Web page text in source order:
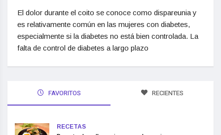
El dolor durante el coito se conoce como dispareunia y
es relativamente común en las mujeres con diabetes,
especialmente si la diabetes no está bien controlada. La
falta de control de diabetes a largo plazo
FAVORITOS RECIENTES
RECETAS